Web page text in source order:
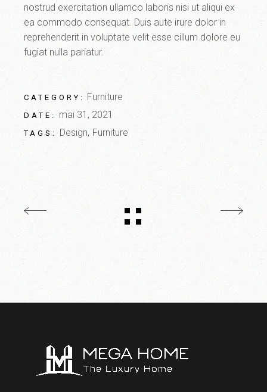
nostrud exercitation ullamco laboris nisi ut aliqui ex
ea commodo consequat. Duis aute irure dolor in
reprehenderit in voluptate velit esse cillum dolore eu
fugiat nulla pariatur.
CATEGORY: Furniture
DATE: mai 31, 2021
TAGS: Design Furniture